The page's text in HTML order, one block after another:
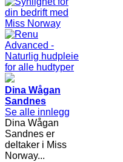
Dina Wågan
Sandnes
Se alle innlegg
Dina Wågan
Sandnes er
deltaker i Miss
Norway...